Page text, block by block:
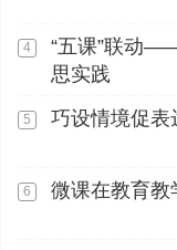
4
“五课”联动
思实践
5 巧设情境促表
6 微课在教育教